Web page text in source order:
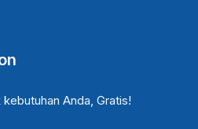
Anda, Gratis!